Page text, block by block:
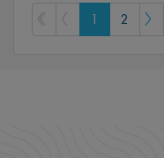
1 2